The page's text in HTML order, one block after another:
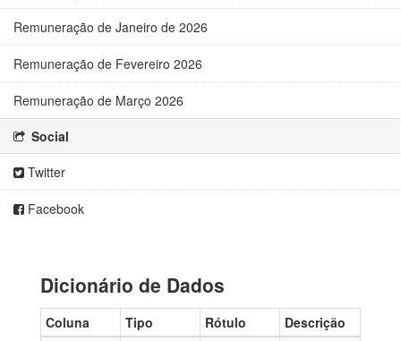
Remuneração de Janeiro de 2026
Remuneração de Fevereiro 2026
Remuneração de Março 2026
Social
Twitter
Facebook
Dicionário de Dados
Coluna Tipo Rótulo
Descrição